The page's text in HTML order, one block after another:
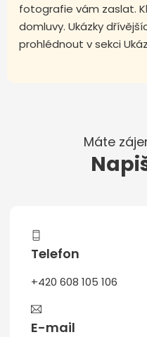
fotografie vám zaslat.
domluvy. Ukázky
prohlédnout v sekci
Máte
Telefon
+420 608 105 106
E-mail